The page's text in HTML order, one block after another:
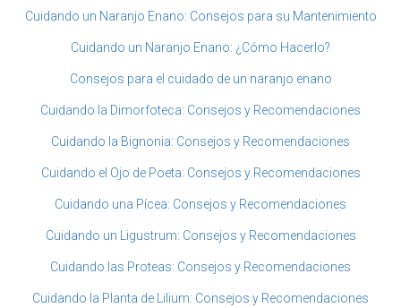
Cuidando un Naranjo Enano: Consejos para su Mantenimiento
Cuidando un Naranjo Enano: ¿Cómo Hacerlo?
Consejos para el cuidado de un naranjo enano
Cuidando la Dimorfoteca: Consejos y Recomendaciones
Cuidando la Bignonia: Consejos y Recomendaciones
Cuidando el Ojo de Poeta: Consejos y Recomendaciones
Cuidando una Pícea: Consejos y Recomendaciones
Cuidando un Ligustrum: Consejos y Recomendaciones
Cuidando las Proteas: Consejos y Recomendaciones
Cuidando la Planta de Lilium: Consejos y Recomendaciones